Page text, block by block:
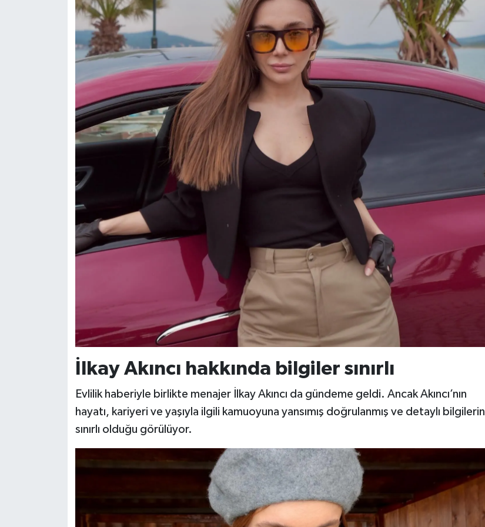
İlkay Akıncı hakkında bilgiler sınırlı
Evlilik haberiyle birlikte menajer İlkay Akıncı da gündeme geldi. Ancak Akıncı’nın
hayatı, kariyeri ve yaşıyla ilgili kamuoyuna yansımış doğrulanmış ve detaylı bilgilerin
sınırlı olduğu görülüyor.